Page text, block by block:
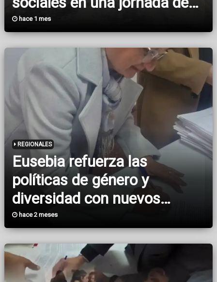
gestión realizada en Ceres
hace 1 mes
REGIONALES
Eusebia refuerza las
políticas de género y
diversidad con nuevos
convenios provinciales
hace 2 meses